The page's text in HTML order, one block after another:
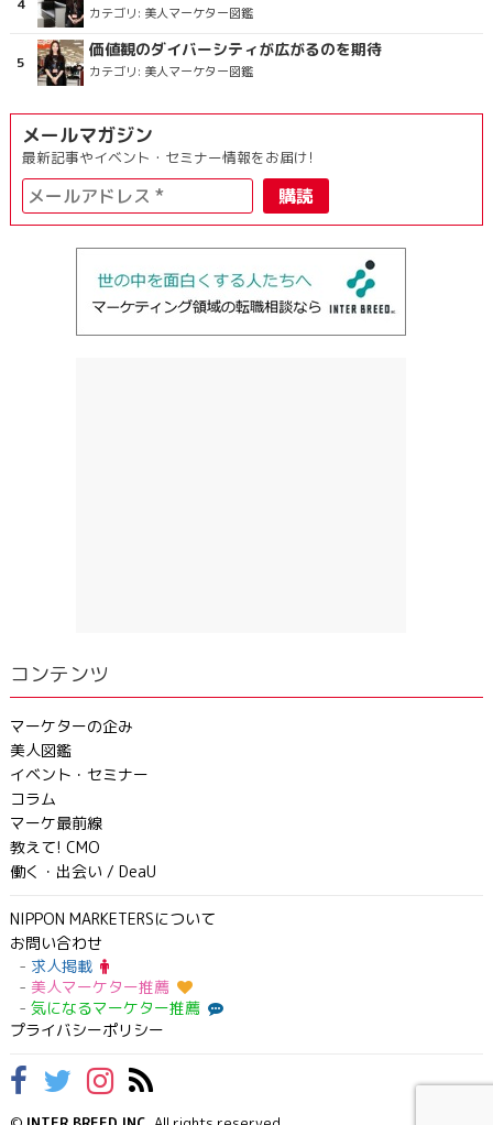
カテゴリ: 美人マーケター図鑑
価値観のダイバーシティが広がるのを期待
カテゴリ: 美人マーケター図鑑
メールマガジン
最新記事やイベント・セミナー情報をお届け!
コンテンツ
マーケターの企み
美人図鑑
イベント・セミナー
コラム
マーケ最前線
教えて! CMO
働く・出会い / DeaU
NIPPON MARKETERSについて
お問い合わせ
求人掲載
美人マーケター推薦
気になるマーケター推薦
プライバシーポリシー